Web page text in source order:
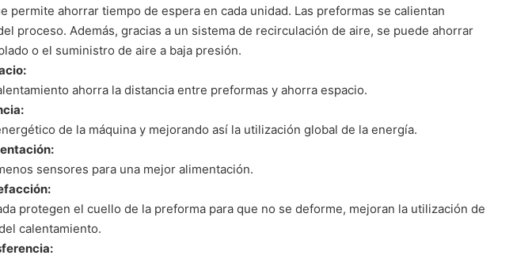
ahorrar tiempo de espera en cada unidad. Las preformas se calientan
proceso. Además, gracias a un sistema de recirculación de aire, se puede ahorrar
o el suministro de aire a baja presión.
ahorra la distancia entre preformas y ahorra espacio.
de la máquina y mejorando así la utilización global de la energía.
sensores para una mejor alimentación.
protegen el cuello de la preforma para que no se deforme, mejoran la utilización de
calentamiento.